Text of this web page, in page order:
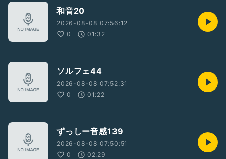
和音20
2026-08-08 07:56:12
0
01:32
ソルフェ44
2026-08-08 07:52:31
0
01:22
ずっしー音感139
2026-08-08 07:50:51
0
02:29